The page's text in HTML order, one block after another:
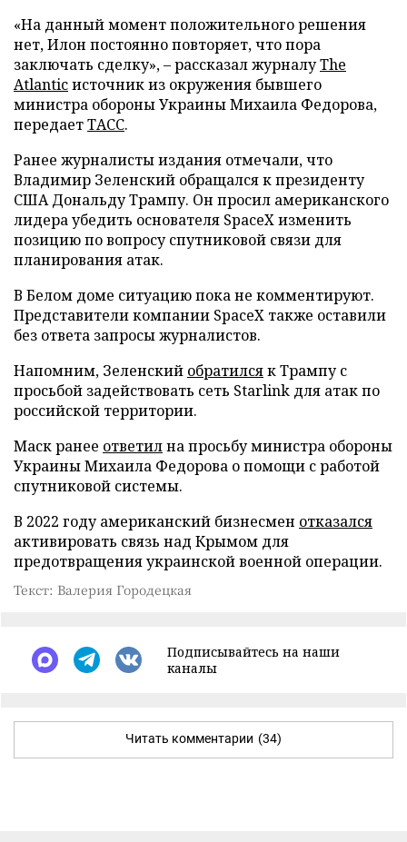
«На данный момент положительного решения
нет, Илон постоянно повторяет, что пора
заключать сделку», – рассказал журналуThe
Atlanticисточник из окружения бывшего
министра обороны Украины Михаила Федорова,
передаетТАСС.
Ранее журналисты издания отмечали, что
Владимир Зеленский обращался к президенту
США Дональду Трампу. Он просил американского
лидера убедить основателя SpaceX изменить
позицию по вопросу спутниковой связи для
планирования атак.
В Белом доме ситуацию пока не комментируют.
Представители компании SpaceX также оставили
без ответа запросы журналистов.
Напомним, Зеленский обратилсяк Трампу с
просьбой задействовать сеть Starlink для атак по
российской территории.
Маск ранее ответилна просьбу министра обороны
Украины Михаила Федорова о помощи с работой
спутниковой системы.
В 2022 году американский бизнесмен отказался
активировать связь над Крымом для
предотвращения украинской военной операции.
Текст: Валерия Городецкая
Подписывайтесь на наши
каналы
Читать комментарии (34)